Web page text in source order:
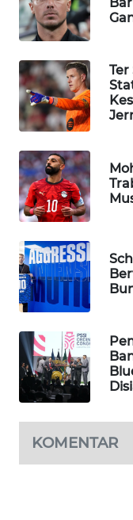
KOMENTAR
WAHANANEWS
ID
WAHANANEWS
CO ID
NET
WAHANA
SPORT
WAHANA
UMKM
WAHANA
SELEB
WAHANA
PERSONA
OTOMOTIF